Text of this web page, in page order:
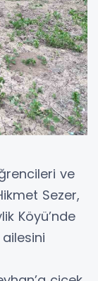
ve
Sezer,
Köyü’nde